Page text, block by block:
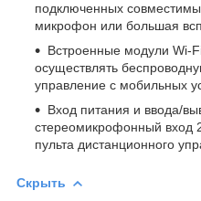
подключенных
микрофон или большая
Встроенные модули Wi-
осуществлять
управление с мобильных
Вход питания и ввода/
стереомикрофонный вход
пульта дистанционного
Скрыть